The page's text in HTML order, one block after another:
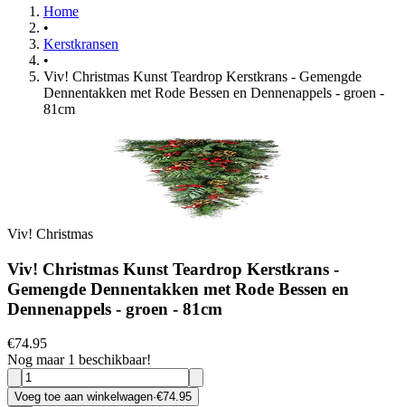
Home
•
Kerstkransen
•
Viv! Christmas Kunst Teardrop Kerstkrans - Gemengde
Dennentakken met Rode Bessen en Dennenappels - groen -
81cm
Viv! Christmas
Viv! Christmas Kunst Teardrop Kerstkrans -
Gemengde Dennentakken met Rode Bessen en
Dennenappels - groen - 81cm
€74.95
Nog maar 1 beschikbaar!
Voeg toe aan winkelwagen·€74.95